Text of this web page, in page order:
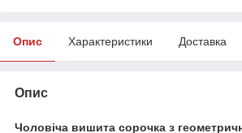
Опис Характеристики Доставка
Опис
Чоловіча вишита сорочка з